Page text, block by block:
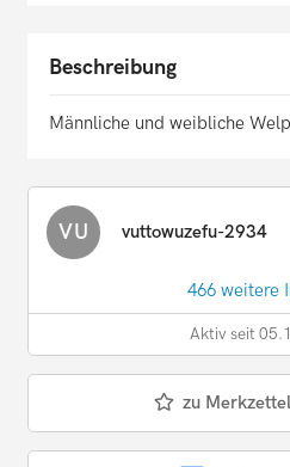
Beschreibung
Männliche und weibliche
VU vuttowuzefu-2934
466 weitere
Aktiv seit
zu